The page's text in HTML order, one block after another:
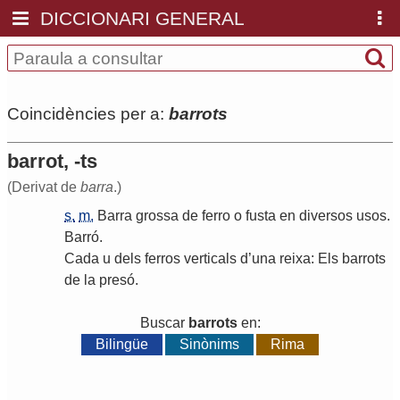
DICCIONARI GENERAL
Coincidències per a: barrots
barrot, -ts
(Derivat de barra.)
s. m. Barra grossa de ferro o fusta en diversos usos.
Barró.
Cada u dels ferros verticals d’una reixa: Els barrots
de la presó.
Buscar barrotsen:
Bilingüe
Sinònims Rima